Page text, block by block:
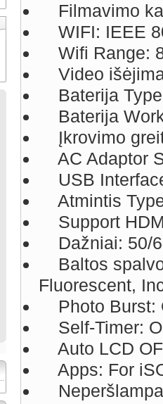
Filmavimo
WIFI: IEEE
Wifi Range:
Video
Baterija
Baterija
Įkrovimo
AC Adaptor
USB
Atmintis
Support
Dažniai: 50/
Baltos
Fluorescent,
Photo Burst:
Self-Timer:
Auto LCD
Apps: For